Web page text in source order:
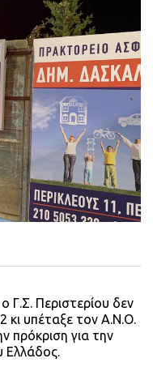
Γ.Σ. Περιστερίου δεν
κι υπέταξε τον Α.Ν.Ο.
πρόκριση για την
Ελλάδος.